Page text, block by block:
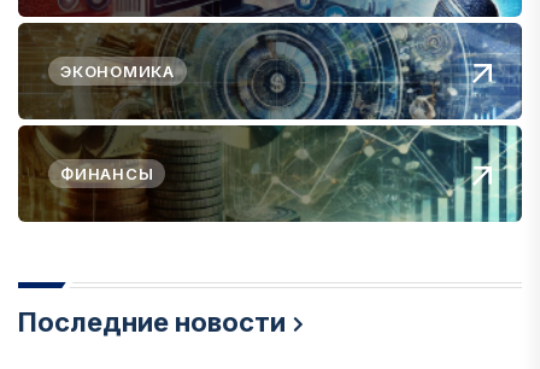
ЭКОНОМИКА
ФИНАНСЫ
Последние новости